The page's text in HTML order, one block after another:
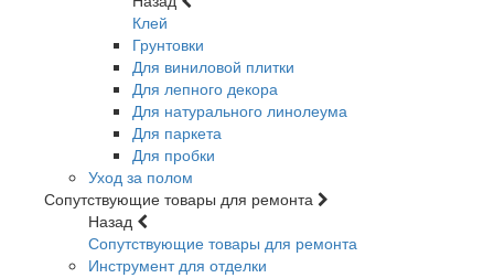
Клей
Грунтовки
Для виниловой плитки
Для лепного декора
Для натурального линолеума
Для паркета
Для пробки
Уход за полом
Сопутствующие товары для ремонта
Назад
Сопутствующие товары для ремонта
Инструмент для отделки